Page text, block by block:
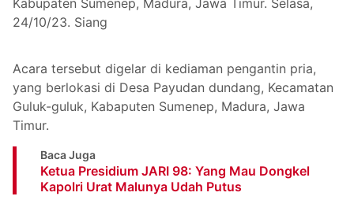
Kabupaten Sumenep, Madura, Jawa Timur. Selasa,
24/10/23. Siang
Acara tersebut digelar di kediaman pengantin pria,
yang berlokasi di Desa Payudan dundang, Kecamatan
Guluk-guluk, Kabaputen Sumenep, Madura, Jawa
Timur.
Baca Juga
Ketua Presidium JARI 98: Yang Mau Dongkel
Kapolri Urat Malunya Udah Putus